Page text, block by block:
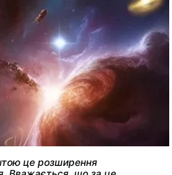
це розширення